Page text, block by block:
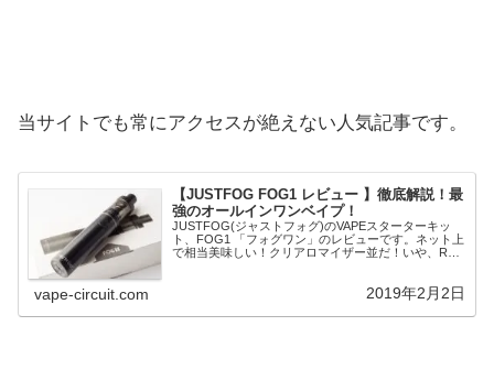
当サイトでも常にアクセスが絶えない人気記事です。
【JUSTFOG FOG1 レビュー 】徹底解説！最
強のオールインワンベイプ！
JUSTFOG(ジャストフォグ)のVAPEスターターキッ
ト、FOG1 「フォグワン」のレビューです。ネット上
で相当美味しい！クリアロマイザー並だ！いや、RTA
vape-circuit.com 2019年2月2日